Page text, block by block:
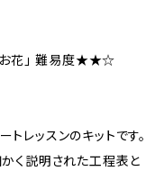
お花」 難易度★★☆
ッスンのキットです。
く説明された工程表と